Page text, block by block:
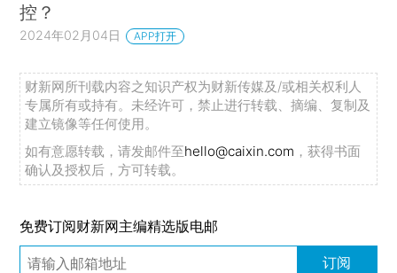
控？
2024年02月04日 APP打开
财新网所刊载内容之知识产权为财新传媒及/或相关权利人
专属所有或持有。未经许可，禁止进行转载、摘编、复制及
建立镜像等任何使用。
如有意愿转载，请发邮件至hello@caixin.com ，获得书面
确认及授权后，方可转载。
免费订阅财新网主编精选版电邮
订阅